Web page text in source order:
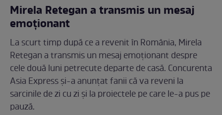
Mirela Retegan a transmis un mesaj
emoționant
La scurt timp după ce a revenit în România, Mirela
Retegan a transmis un mesaj emoționant despre
cele două luni petrecute departe de casă. Concurenta
Asia Express și-a anunțat fanii că va reveni la
sarcinile de zi cu zi și la proiectele pe care le-a pus pe
pauză.